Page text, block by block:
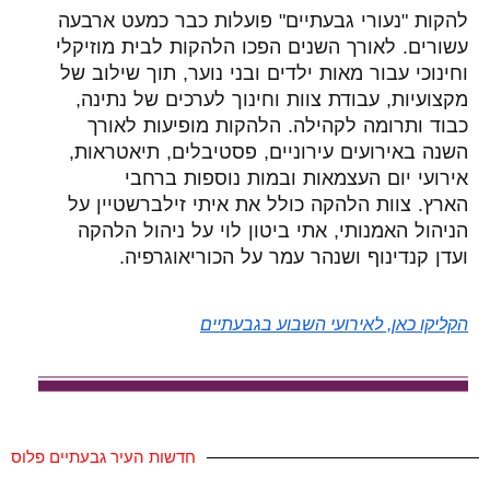
להקות "נעורי גבעתיים" פועלות כבר כמעט ארבעה
עשורים. לאורך השנים הפכו הלהקות לבית מוזיקלי
וחינוכי עבור מאות ילדים ובני נוער, תוך שילוב של
מקצועיות, עבודת צוות וחינוך לערכים של נתינה,
כבוד ותרומה לקהילה. הלהקות מופיעות לאורך
השנה באירועים עירוניים, פסטיבלים, תיאטראות,
אירועי יום העצמאות ובמות נוספות ברחבי
הארץ. צוות הלהקה כולל את איתי זילברשטיין על
הניהול האמנותי, אתי ביטון לוי על ניהול הלהקה
ועדן קנדינוף ושנהר עמר על הכוריאוגרפיה.
הקליקו כאן, לאירועי השבוע בגבעתיים
חדשות העיר גבעתיים פלוס